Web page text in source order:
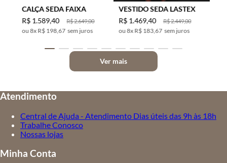
CALÇA SEDA FAIXA
R$2.649,00
R$ 1.589,40
8x R$ 198,67 sem juros
VESTIDO SEDA LASTEX
R$2.449,00
R$ 1.469,40
8x R$ 183,67 sem juros
Ver mais
Atendimento
Central de Ajuda - Atendimento Dias úteis das 9h às 18h
Trabalhe Conosco
Nossas lojas
Minha Conta